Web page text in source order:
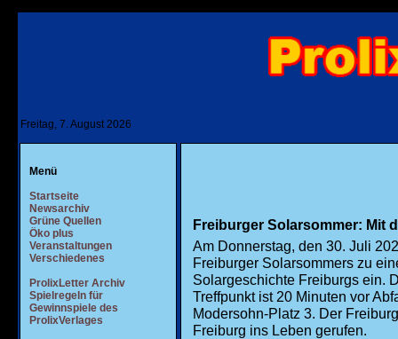
Freitag, 7. August 2026
Menü
Startseite
Newsarchiv
Grüne Quellen
Öko plus
Veranstaltungen
Verschiedenes
ProlixLetter Archiv
Spielregeln für
Gewinnspiele des
ProlixVerlages
Freiburger Solarsommer: Mit
Am Donnerstag, den 30. Juli
Freiburger Solarsommers zu
Solargeschichte Freiburgs ein.
Treffpunkt ist 20 Minuten vor
Modersohn-Platz 3. Der
Freiburg ins Leben gerufen.